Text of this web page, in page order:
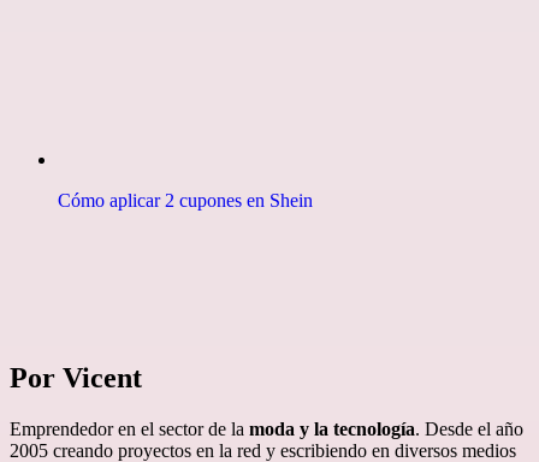
Cómo aplicar 2 cupones en Shein
Por Vicent
Emprendedor en el sector de la moda y la tecnología. Desde el año
2005 creando proyectos en la red y escribiendo en diversos medios